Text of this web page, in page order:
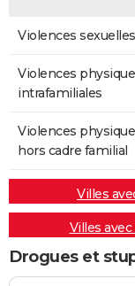
Violences sexuelles
Violences
intrafamiliales
Violences
hors cadre familial
Villes
Villes
Drogues et